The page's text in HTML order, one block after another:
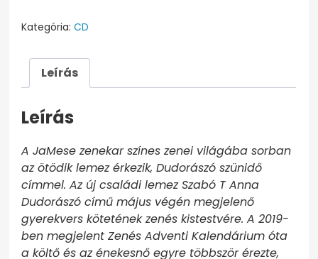
Kategória:CD
Leírás
Leírás
A JaMese zenekar színes zenei világába sorban
az ötödik lemez érkezik, Dudorászó szünidő
címmel. Az új családi lemez Szabó T Anna
Dudorászó című május végén megjelenő
gyerekvers kötetének zenés kistestvére. A 2019-
ben megjelent Zenés Adventi Kalendárium óta
a költő és az énekesnő egyre többször érezte,